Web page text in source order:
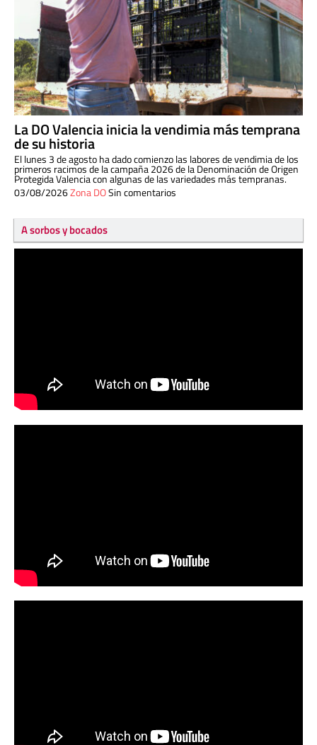
La DO Valencia inicia la vendimia más temprana
de su historia
El lunes 3 de agosto ha dado comienzo las labores de vendimia de los
primeros racimos de la campaña 2026 de la Denominación de Origen
Protegida Valencia con algunas de las variedades más tempranas.
03/08/2026Zona DOSin comentarios
A sorbos y bocados